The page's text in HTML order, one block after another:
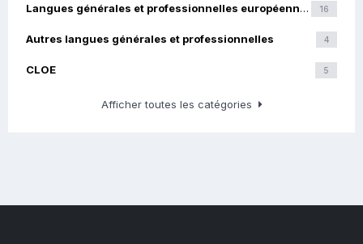
16
Langues générales et professionnelles européennes
4
Autres langues générales et professionnelles
5
CLOE
Afficher toutes les catégories